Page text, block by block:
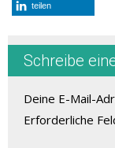
teilen
Schreibe
Deine E-Mail-
Erforderliche